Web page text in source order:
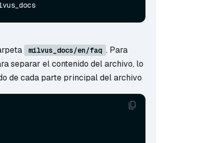
milvus_docs/en/faq . Para
separar el contenido del archivo, lo
de cada parte principal del archivo